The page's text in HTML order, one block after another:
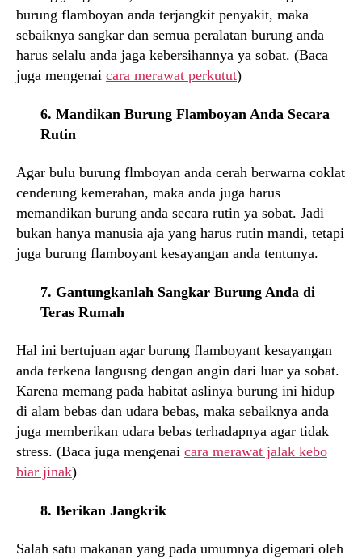
burung flamboyan anda terjangkit penyakit, maka
sebaiknya sangkar dan semua peralatan burung anda
harus selalu anda jaga kebersihannya ya sobat. (Baca
juga mengenai cara merawat perkutut)
6. Mandikan Burung Flamboyan Anda Secara
Rutin
Agar bulu burung flmboyan anda cerah berwarna coklat
cenderung kemerahan, maka anda juga harus
memandikan burung anda secara rutin ya sobat. Jadi
bukan hanya manusia aja yang harus rutin mandi, tetapi
juga burung flamboyant kesayangan anda tentunya.
7. Gantungkanlah Sangkar Burung Anda di
Teras Rumah
Hal ini bertujuan agar burung flamboyant kesayangan
anda terkena langusng dengan angin dari luar ya sobat.
Karena memang pada habitat aslinya burung ini hidup
di alam bebas dan udara bebas, maka sebaiknya anda
juga memberikan udara bebas terhadapnya agar tidak
stress. (Baca juga mengenai cara merawat jalak kebo
biar jinak)
8. Berikan Jangkrik
Salah satu makanan yang pada umumnya digemari oleh